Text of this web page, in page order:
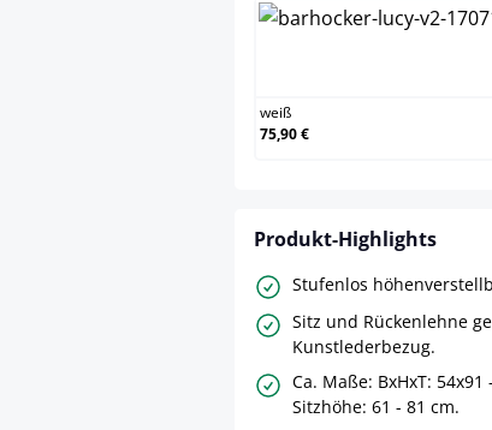
weiß
75,90 €
Produkt-Highlights
Stufenlos
Sitz und Rückenlehne
Kunstlederbezug.
Ca. Maße: BxHxT: 54x91
Sitzhöhe: 61 - 81 cm.